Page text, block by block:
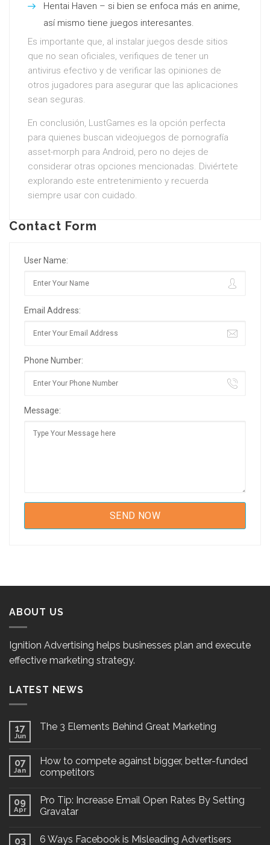
Hentai Haven – si bien se enfoca más en anime,
así mismo tiene juegos interesantes.
Es importante que, al instalar juegos desde sitios
que no sean oficiales, verifiques de tener un
antivirus efectivo y de verificar las opiniones de
otros jugadores para asegurar que las aplicaciones
sean seguras.
En conclusión, LustGames es la opción perfecta
para quienes buscan videojuegos de pornografía
asset-morph para Android, pero no dejes de
considerar otras opciones mencionadas. Diviértete
explorando este entretenimiento y recuerda
siempre usar con cuidado.
Contact Form
User Name:
Email Address:
Phone Number:
Message:
ABOUT US
Ignition Advertising helps businesses plan and execute
effective marketing strategy.
LATEST NEWS
17
Jun
The 3 Elements Behind Great Marketing
07
Jan
How to compete against bigger, better-funded
competitors
09
Apr
Pro Tip: Increase Email Open Rates By Setting
Gravatar
03 6 Ways Facebook is Misleading Advertisers